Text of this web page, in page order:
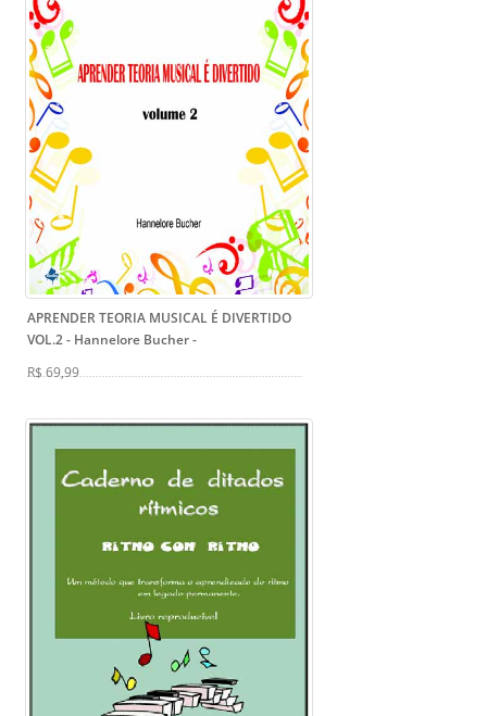
APRENDER TEORIA MUSICAL É DIVERTIDO
VOL.2 - Hannelore Bucher-
R$ 69,99